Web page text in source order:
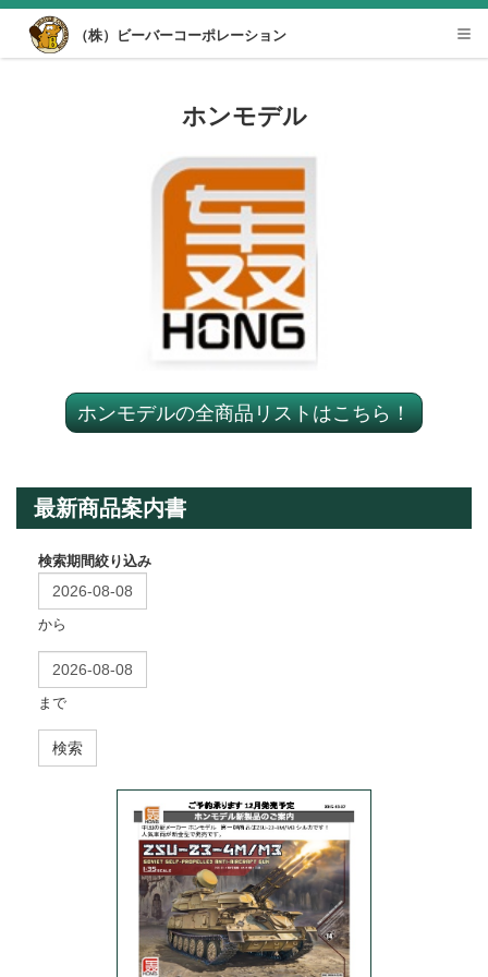
Desktop View
（株）ビーバーコーポレーション
ホンモデル
ホンモデルの全商品リストはこちら！
最新商品案内書
検索期間絞り込み
から
まで
検索